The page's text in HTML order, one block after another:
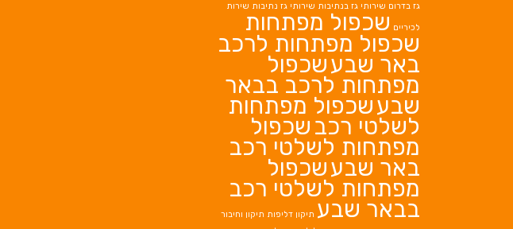
גז בדרום שירותי גז בנתיבות שירותי גז נתיבות שירות
לכיריים שכפול מפתחות
שכפול מפתחות לרכב
באר שבעשכפול
מפתחות לרכב בבאר
שבעשכפול מפתחות
לשלטי רכב שכפול
מפתחות לשלטי רכב
באר שבעשכפול
מפתחות לשלטי רכב
בבאר שבע תיקון דליפות תיקון וחיבור